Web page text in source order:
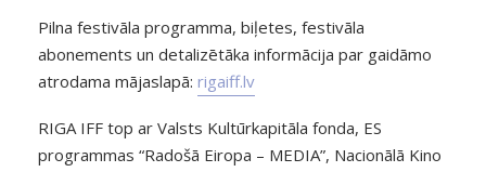
Pilna festivāla programma, biļetes, festivāla
abonements un detalizētāka informācija par gaidāmo
atrodama mājaslapā: rigaiff.lv
RIGA IFF top ar Valsts Kultūrkapitāla fonda, ES
programmas “Radošā Eiropa – MEDIA”, Nacionālā Kino